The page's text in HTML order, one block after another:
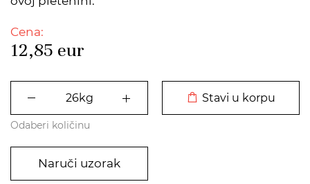
Cena:
12,85 eur
Stavi u korpu
Odaberi količinu
Naruči uzorak